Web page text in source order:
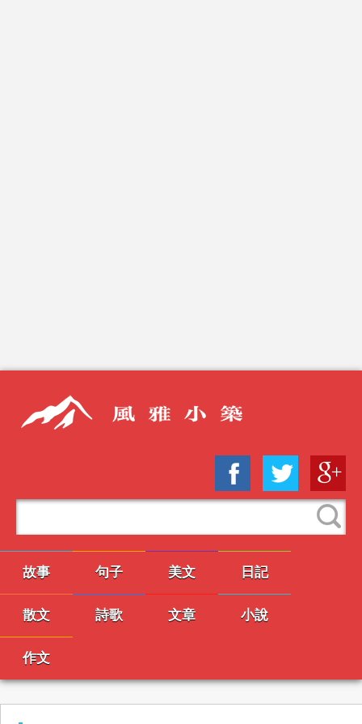
故事 句子 美文 日記
散文 詩歌 文章 小說
作文